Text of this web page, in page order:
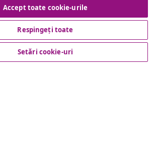
Accept toate cookie-urile
Respingeți toate
Setări cookie-uri